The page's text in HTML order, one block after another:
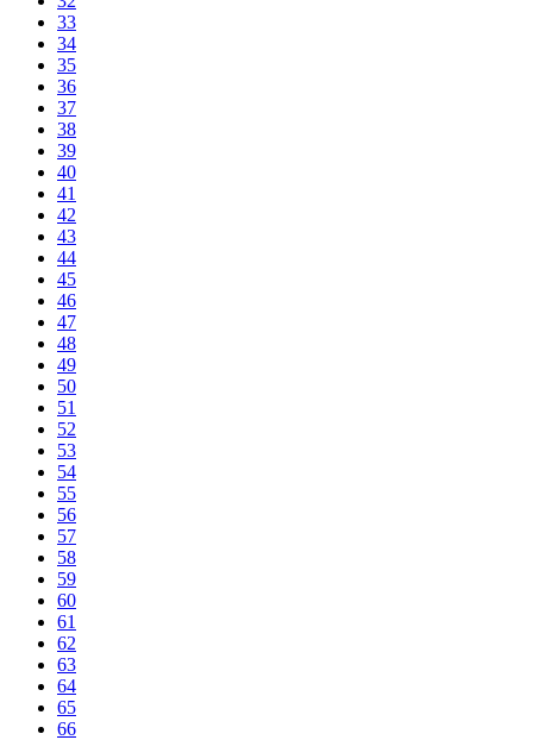
33
34
35
36
37
38
39
40
41
42
43
44
45
46
47
48
49
50
51
52
53
54
55
56
57
58
59
60
61
62
63
64
65
66